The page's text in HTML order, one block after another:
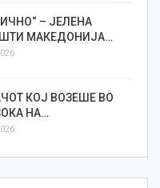
– ЈЕЛЕНА
МАКЕДОНИЈА…
КОЈ ВОЗЕШЕ ВО
НА…